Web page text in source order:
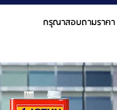
กรุณาสอบถามราคา